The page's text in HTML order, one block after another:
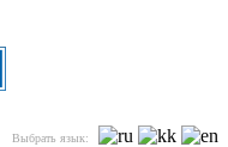
Выбрать язык: